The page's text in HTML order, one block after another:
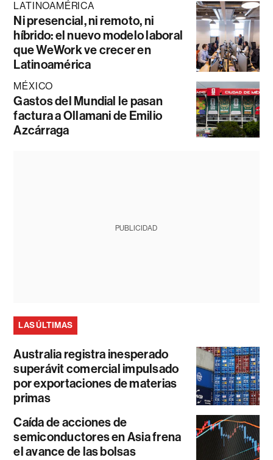
LATINOAMÉRICA
Ni presencial, ni remoto, ni
híbrido: el nuevo modelo laboral
que WeWork ve crecer en
Latinoamérica
MÉXICO
Gastos del Mundial le pasan
factura a Ollamani de Emilio
Azcárraga
PUBLICIDAD
LAS ÚLTIMAS
Australia registra inesperado
superávit comercial impulsado
por exportaciones de materias
primas
Caída de acciones de
semiconductores en Asia frena
el avance de las bolsas